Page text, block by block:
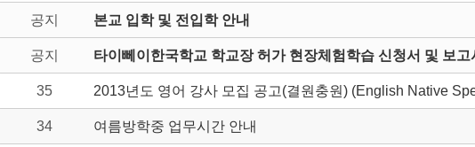
공지 본교 입학 및 전입학 안내
공지 타이뻬이한국학교 학교장 허가 현장체험학습 신청서 및 보고
35 2013년도 영어 강사 모집 공고(결원충원) (English Native
34 여름방학중 업무시간 안내